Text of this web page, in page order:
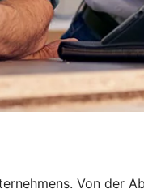
Von der